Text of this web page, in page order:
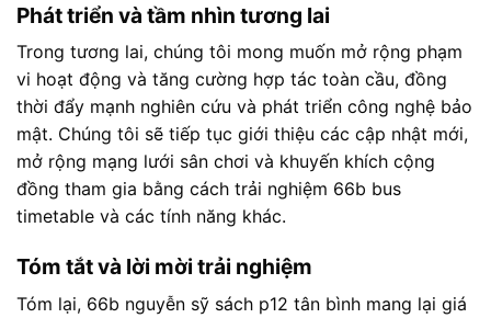
Phát triển và tầm nhìn tương lai
Trong tương lai, chúng tôi mong muốn mở rộng phạm
vi hoạt động và tăng cường hợp tác toàn cầu, đồng
thời đẩy mạnh nghiên cứu và phát triển công nghệ bảo
mật. Chúng tôi sẽ tiếp tục giới thiệu các cập nhật mới,
mở rộng mạng lưới sân chơi và khuyến khích cộng
đồng tham gia bằng cách trải nghiệm 66b bus
timetable và các tính năng khác.
Tóm tắt và lời mời trải nghiệm
Tóm lại, 66b nguyễn sỹ sách p12 tân bình mang lại giá